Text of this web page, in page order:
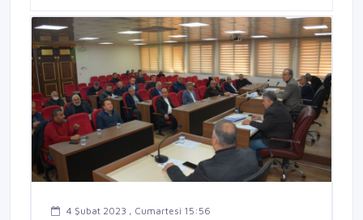
4 Şubat 2023 , Cumartesi 15:56